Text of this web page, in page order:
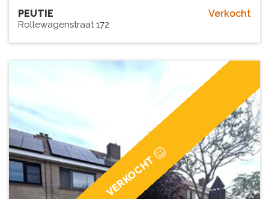
Verkocht
PEUTIE
Rollewagenstraat 172
VERKOCHT